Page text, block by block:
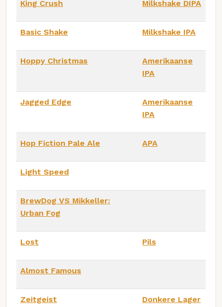
King Crush Milkshake DIPA
Basic Shake Milkshake IPA
Hoppy Christmas
Amerikaanse
IPA
Jagged Edge
Amerikaanse
IPA
Hop Fiction Pale Ale APA
Light Speed
BrewDog VS Mikkeller:
Urban Fog
Lost Pils
Almost Famous
Zeitgeist Donkere Lager